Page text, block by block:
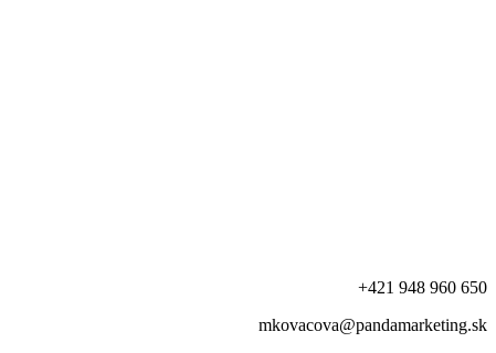
+421 948 960 650
mkovacova@pandamarketing.sk